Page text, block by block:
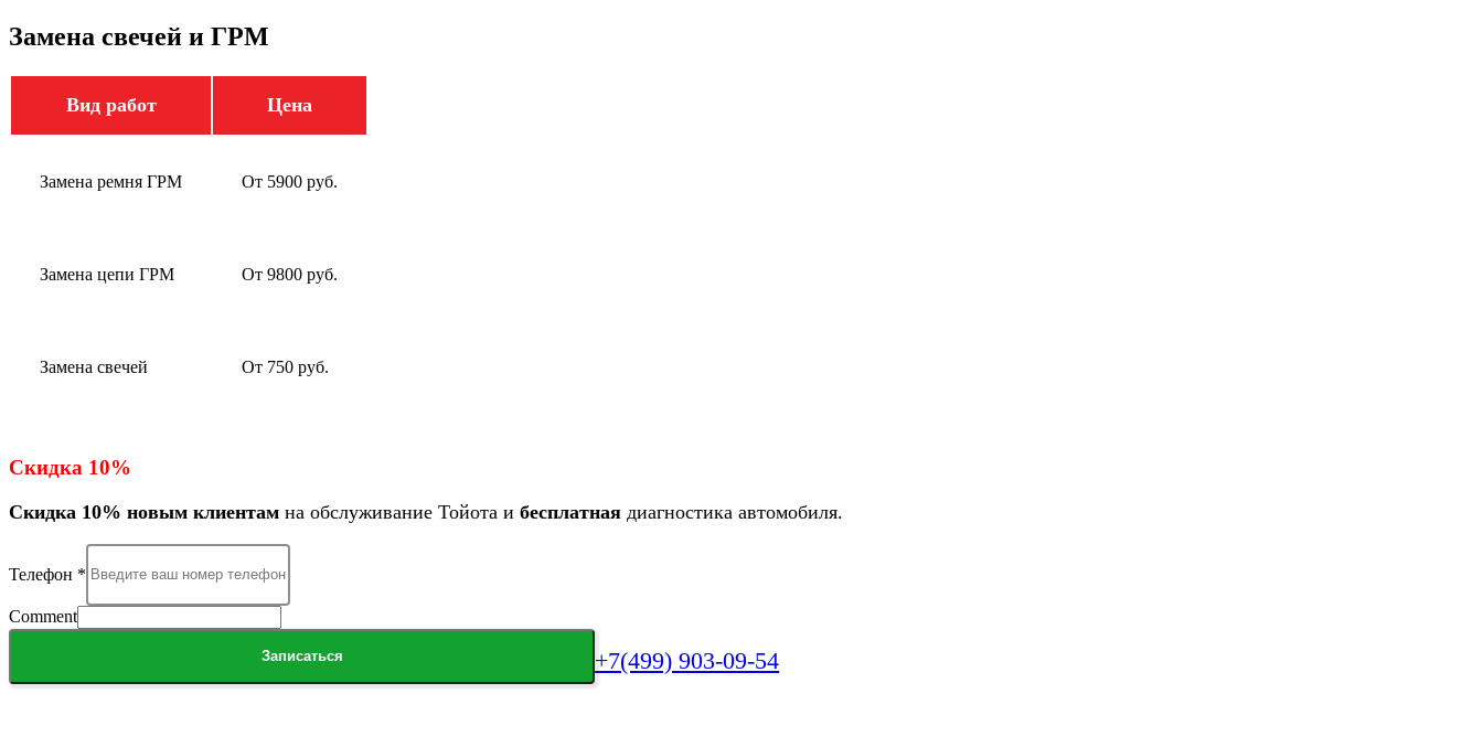
Замена свечей и ГРМ
Вид работ Цена
Замена ремня ГРМ От 5900 руб.
Замена цепи ГРМ От 9800 руб.
Замена свечей От 750 руб.
Скидка 10%
Скидка 10% новым клиентам на обслуживание Тойота и бесплатная диагностика автомобиля.
Телефон *
Comment
Записаться
+7(499) 903-09-54